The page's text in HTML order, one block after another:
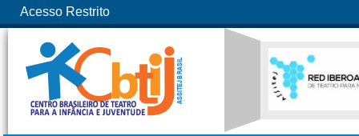
Acesso Restrito